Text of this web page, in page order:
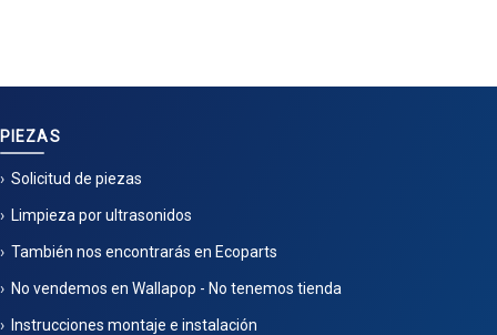
PIEZAS
Solicitud de piezas
Limpieza por ultrasonidos
También nos encontrarás en Ecoparts
No vendemos en Wallapop - No tenemos tienda
Instrucciones montaje e instalación